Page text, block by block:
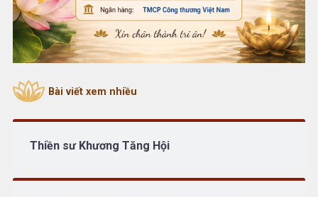
Bài viết xem nhiều
Thiền sư Khương Tăng Hội